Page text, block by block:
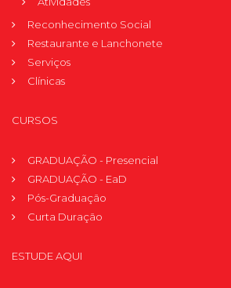
Reconhecimento Social
Restaurante e Lanchonete
Serviços
Clínicas
CURSOS
GRADUAÇÃO - Presencial
GRADUAÇÃO - EaD
Pós-Graduação
Curta Duração
ESTUDE AQUI